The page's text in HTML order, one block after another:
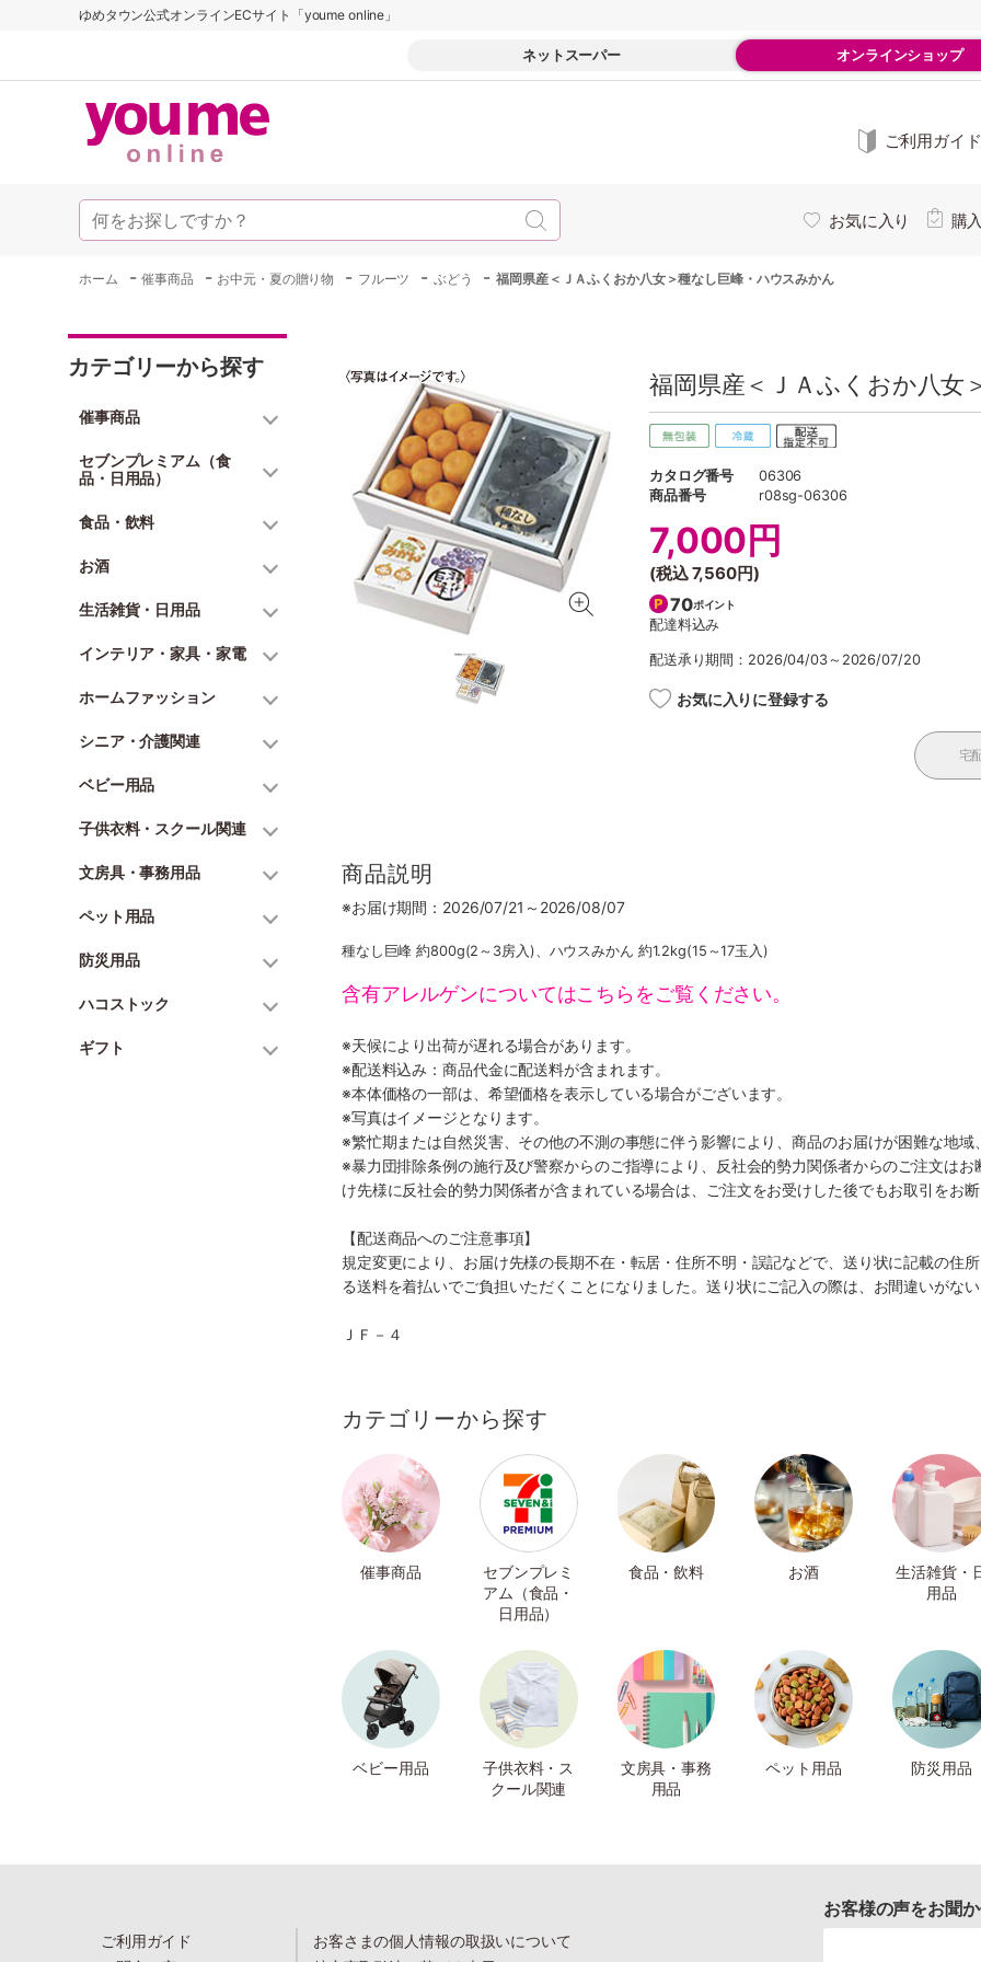
ゆめタウン公式オンラインECサイト「youme online」
ネットスーパー オンラインショップ
ご利用ガイド
お気に入り 購
ホーム -催事商品 - お中元・夏の贈り物 - フルーツ - ぶどう -福岡県産＜ＪＡふくおか八女＞種なし巨峰・ハウスみかん
カテゴリーから探す
催事商品
セブンプレミアム（食
品・日用品）
食品・飲料
お酒
生活雑貨・日用品
インテリア・家具・家電
ホームファッション
シニア・介護関連
ベビー用品
子供衣料・スクール関連
文房具・事務用品
ペット用品
防災用品
ハコストック
ギフト
福岡県産＜ＪＡふくおか八女
カタログ番号
06306
商品番号
r08sg-06306
7,000円
(税込7,560円)
70ポイント
配達料込み
配送承り期間：2026/04/03～2026/07/20
お気に入りに登録する
宅
商品説明
※お届け期間：2026/07/21～2026/08/07
種なし巨峰 約800g(2～3房入)、ハウスみかん 約1.2kg(15～17玉入)
含有アレルゲンについてはこちらをご覧ください。
※天候により出荷が遅れる場合があります。
※配送料込み：商品代金に配送料が含まれます。
※本体価格の一部は、希望価格を表示している場合がございます。
※写真はイメージとなります。
※繁忙期または自然災害、その他の不測の事態に伴う影響により、商品のお届けが困難な地域
※暴力団排除条例の施行及び警察からのご指導により、反社会的勢力関係者からのご注文は
け先様に反社会的勢力関係者が含まれている場合は、ご注文をお受けした後でもお取引をお
【配送商品へのご注意事項】
規定変更により、お届け先様の長期不在・転居・住所不明・誤記などで、送り状に記載の住
る送料を着払いでご負担いただくことになりました。送り状にご記入の際は、お間違いがな
ＪＦ－４
カテゴリーから探す
催事商品
セブンプレミ
アム（食品・
日用品）
食品・飲料 お酒
生活雑貨・
用品
ベビー用品
子供衣料・ス
クール関連
文房具・事務
用品
ペット用品 防災用品
ご利用ガイド
お客さまの個人情報の取扱いについて
お客様の声をお聞